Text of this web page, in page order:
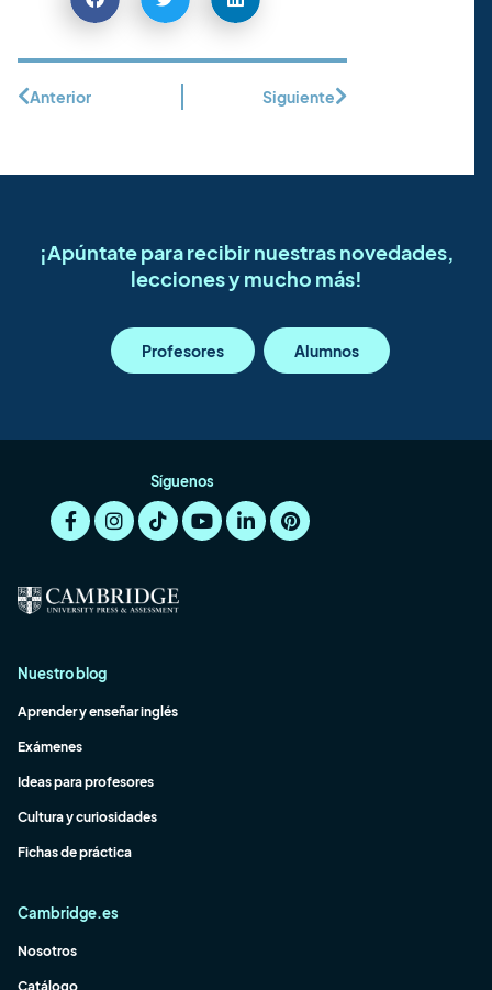
Anterior Siguiente
¡Apúntate para recibir nuestras novedades,
lecciones y mucho más!
Profesores Alumnos
Síguenos
Nuestro blog
Aprender y enseñar inglés
Exámenes
Ideas para profesores
Cultura y curiosidades
Fichas de práctica
Cambridge.es
Nosotros
Catálogo